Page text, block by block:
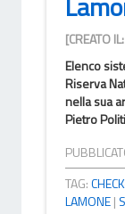
[CREATO
Elenco
Riserva
nella sua
Pietro
TAG:
LAMONE|